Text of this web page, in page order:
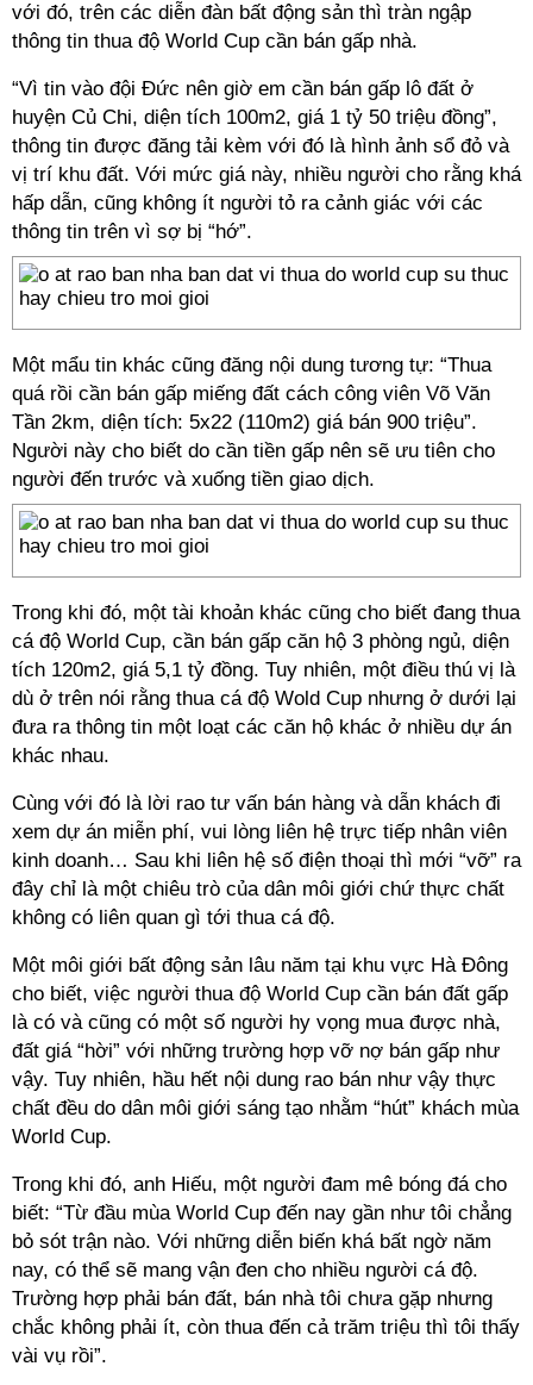
với đó, trên các diễn đàn bất động sản thì tràn ngập
thông tin thua độ World Cup cần bán gấp nhà.
“Vì tin vào đội Đức nên giờ em cần bán gấp lô đất ở
huyện Củ Chi, diện tích 100m2, giá 1 tỷ 50 triệu đồng”,
thông tin được đăng tải kèm với đó là hình ảnh sổ đỏ và
vị trí khu đất. Với mức giá này, nhiều người cho rằng khá
hấp dẫn, cũng không ít người tỏ ra cảnh giác với các
thông tin trên vì sợ bị “hớ”.
Một mẩu tin khác cũng đăng nội dung tương tự: “Thua
quá rồi cần bán gấp miếng đất cách công viên Võ Văn
Tần 2km, diện tích: 5x22 (110m2) giá bán 900 triệu”.
Người này cho biết do cần tiền gấp nên sẽ ưu tiên cho
người đến trước và xuống tiền giao dịch.
Trong khi đó, một tài khoản khác cũng cho biết đang thua
cá độ World Cup, cần bán gấp căn hộ 3 phòng ngủ, diện
tích 120m2, giá 5,1 tỷ đồng. Tuy nhiên, một điều thú vị là
dù ở trên nói rằng thua cá độ Wold Cup nhưng ở dưới lại
đưa ra thông tin một loạt các căn hộ khác ở nhiều dự án
khác nhau.
Cùng với đó là lời rao tư vấn bán hàng và dẫn khách đi
xem dự án miễn phí, vui lòng liên hệ trực tiếp nhân viên
kinh doanh… Sau khi liên hệ số điện thoại thì mới “vỡ” ra
đây chỉ là một chiêu trò của dân môi giới chứ thực chất
không có liên quan gì tới thua cá độ.
Một môi giới bất động sản lâu năm tại khu vực Hà Đông
cho biết, việc người thua độ World Cup cần bán đất gấp
là có và cũng có một số người hy vọng mua được nhà,
đất giá “hời” với những trường hợp vỡ nợ bán gấp như
vậy. Tuy nhiên, hầu hết nội dung rao bán như vậy thực
chất đều do dân môi giới sáng tạo nhằm “hút” khách mùa
World Cup.
Trong khi đó, anh Hiếu, một người đam mê bóng đá cho
biết: “Từ đầu mùa World Cup đến nay gần như tôi chẳng
bỏ sót trận nào. Với những diễn biến khá bất ngờ năm
nay, có thể sẽ mang vận đen cho nhiều người cá độ.
Trường hợp phải bán đất, bán nhà tôi chưa gặp nhưng
chắc không phải ít, còn thua đến cả trăm triệu thì tôi thấy
vài vụ rồi”.